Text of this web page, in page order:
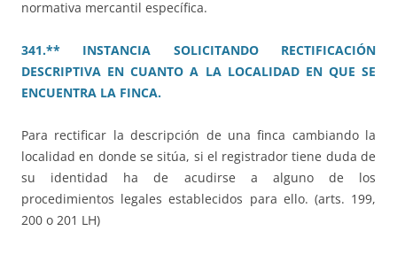
normativa mercantil específica.
341.** INSTANCIA SOLICITANDO RECTIFICACIÓN
DESCRIPTIVA EN CUANTO A LA LOCALIDAD EN QUE SE
ENCUENTRA LA FINCA.
Para rectificar la descripción de una finca cambiando la
localidad en donde se sitúa, si el registrador tiene duda de
su identidad ha de acudirse a alguno de los
procedimientos legales establecidos para ello. (arts. 199,
200 o 201 LH)